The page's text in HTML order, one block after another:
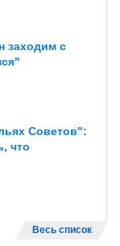
заходим с
Советов":
что
Весь список